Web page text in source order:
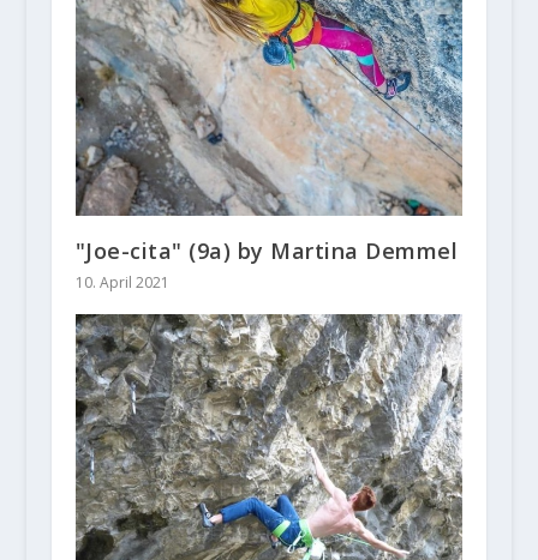
"Joe-cita" (9a) by Martina Demmel
10. April 2021